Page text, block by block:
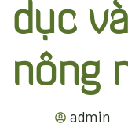
dục
nông
admin